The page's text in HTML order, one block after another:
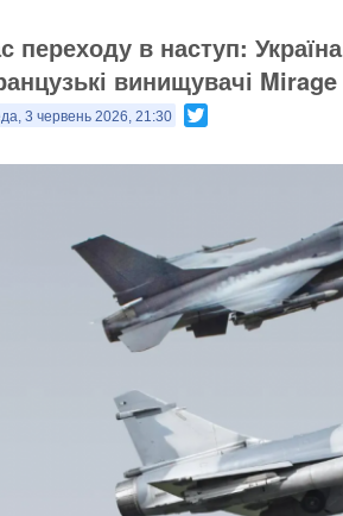
переходу в наступ:
винищувачі
3 червень 2026, 21:30